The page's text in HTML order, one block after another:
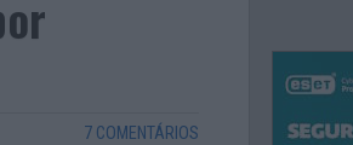
7 COMENTÁRIOS